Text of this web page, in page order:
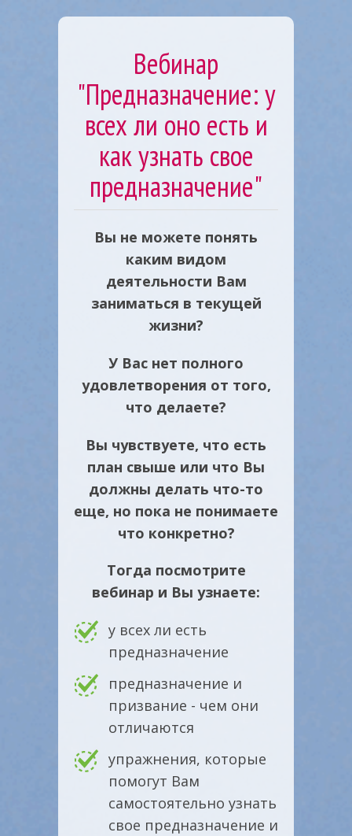
Вебинар
"Предназначение: у
всех ли оно есть и
как узнать свое
предназначение"
Вы не можете понять
каким видом
деятельности Вам
заниматься в текущей
жизни?
У Вас нет полного
удовлетворения от того,
что делаете?
Вы чувствуете, что есть
план свыше или что Вы
должны делать что-то
еще, но пока не понимаете
что конкретно?
Тогда посмотрите
вебинар и Вы узнаете:
у всех ли есть
предназначение
предназначение и
призвание - чем они
отличаются
упражнения, которые
помогут Вам
самостоятельно узнать
свое предназначение и